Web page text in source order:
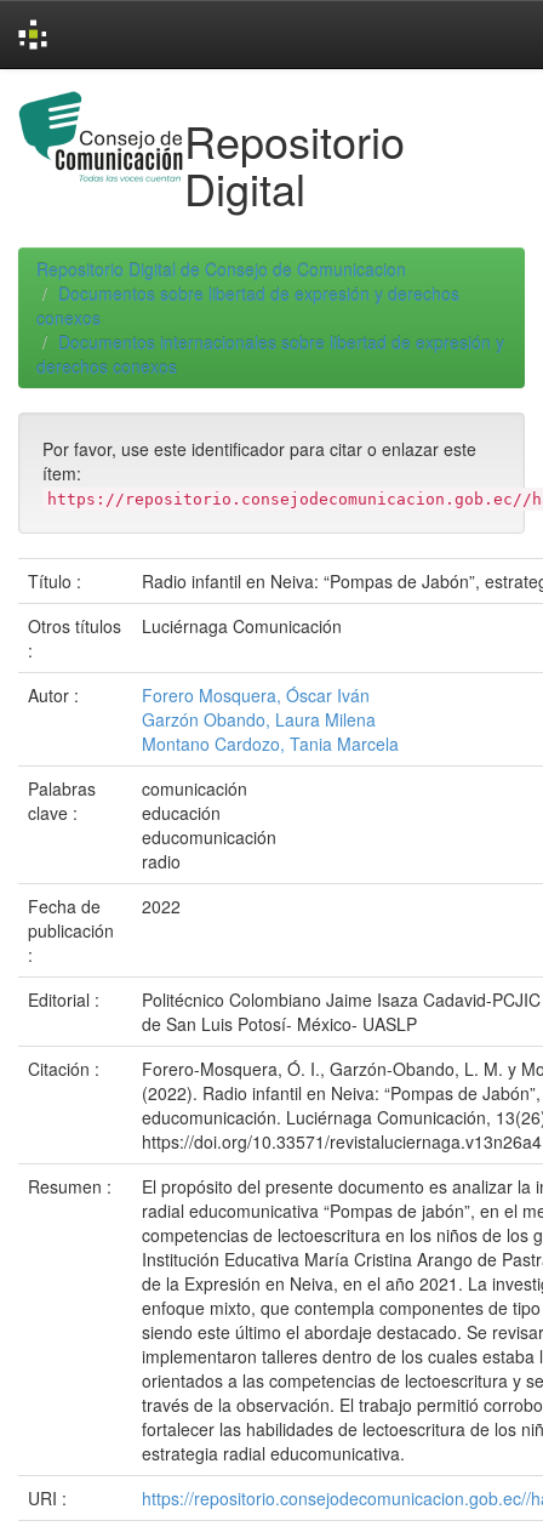
navigation
Repositorio
Digital
Repositorio Digital de Consejo de Comunicacion
Documentos sobre libertad de expresión y derechos
conexos
Documentos internacionales sobre libertad de expresión y
derechos conexos
Por favor, use este identificador para citar o enlazar este
ítem:
https://repositorio.consejodecomunicacion.gob.ec//
Título :
Radio infantil en Neiva: “Pompas de Jabón”,
Otros títulos
:
Luciérnaga Comunicación
Autor :
Forero Mosquera, Óscar Iván
Garzón Obando, Laura Milena
Montano Cardozo, Tania Marcela
Palabras
clave :
comunicación
educación
educomunicación
radio
Fecha de
publicación
:
2022
Editorial :
Politécnico Colombiano Jaime Isaza Cadavid-
de San Luis Potosí- México- UASLP
Citación :
Forero-Mosquera, Ó. I., Garzón-Obando, L. M. y
(2022). Radio infantil en Neiva: “Pompas de
educomunicación. Luciérnaga Comunicación,
https://doi.org/10.33571/revistaluciernaga.v13n26a4
Resumen :
El propósito del presente documento es analizar la
radial educomunicativa “Pompas de jabón”, en el
competencias de lectoescritura en los niños de los
Institución Educativa María Cristina Arango de
de la Expresión en Neiva, en el año 2021. La
enfoque mixto, que contempla componentes de
siendo este último el abordaje destacado. Se
implementaron talleres dentro de los cuales estaba
orientados a las competencias de lectoescritura y
través de la observación. El trabajo permitió
fortalecer las habilidades de lectoescritura de los
estrategia radial educomunicativa.
URI :
https://repositorio.consejodecomunicacion.gob.ec//